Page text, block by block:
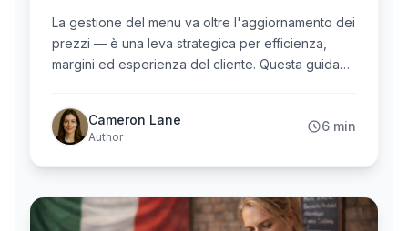
La gestione del menu va oltre l'aggiornamento dei
prezzi — è una leva strategica per efficienza,
margini ed esperienza del cliente. Questa guida
intelligenti.
Cameron Lane
Author
6 min